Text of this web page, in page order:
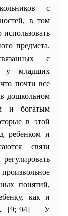
с
в том
предмета.
с
у младших
почти все
дошкольном
и богатым
в этой
ребенком и
связи
понятий,
как и
. [9; 94] У